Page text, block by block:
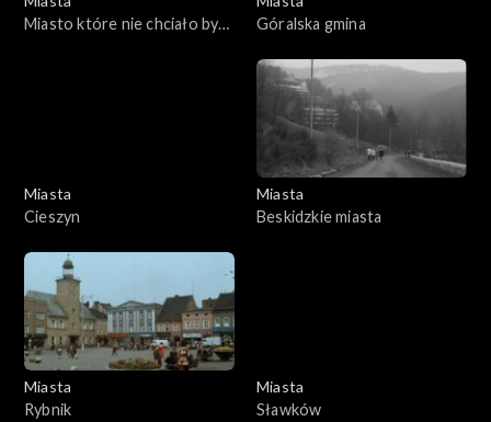
Miasto które nie chciało być
Góralska gmina
Miasta
Cieszyn
Miasta
Beskidzkie miasta
Miasta
Rybnik
Miasta
Sławków